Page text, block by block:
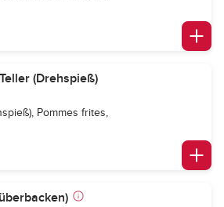
(Drehspieß)
Pommes frites,